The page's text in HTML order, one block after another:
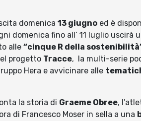
domenica 13 giugno ed è
domenica fino all’ 11 luglio uscirà
alle “cinque R della
progetto Tracce, la multi-serie
Hera e avvicinare alle
la storia di Graeme Obree,
di Francesco Moser in sella a una